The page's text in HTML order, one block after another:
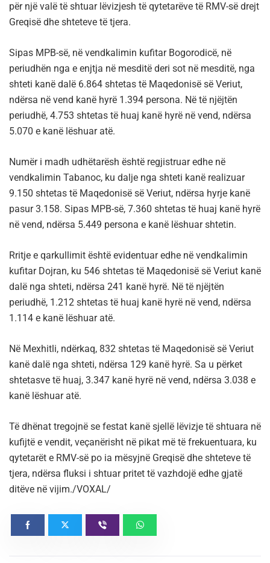
për një valë të shtuar lëvizjesh të qytetarëve të RMV-së drejt
Greqisë dhe shteteve të tjera.
Sipas MPB-së, në vendkalimin kufitar Bogorodicë, në
periudhën nga e enjtja në mesditë deri sot në mesditë, nga
shteti kanë dalë 6.864 shtetas të Maqedonisë së Veriut,
ndërsa në vend kanë hyrë 1.394 persona. Në të njëjtën
periudhë, 4.753 shtetas të huaj kanë hyrë në vend, ndërsa
5.070 e kanë lëshuar atë.
Numër i madh udhëtarësh është regjistruar edhe në
vendkalimin Tabanoc, ku dalje nga shteti kanë realizuar
9.150 shtetas të Maqedonisë së Veriut, ndërsa hyrje kanë
pasur 3.158. Sipas MPB-së, 7.360 shtetas të huaj kanë hyrë
në vend, ndërsa 5.449 persona e kanë lëshuar shtetin.
Rritje e qarkullimit është evidentuar edhe në vendkalimin
kufitar Dojran, ku 546 shtetas të Maqedonisë së Veriut kanë
dalë nga shteti, ndërsa 241 kanë hyrë. Në të njëjtën
periudhë, 1.212 shtetas të huaj kanë hyrë në vend, ndërsa
1.114 e kanë lëshuar atë.
Në Mexhitli, ndërkaq, 832 shtetas të Maqedonisë së Veriut
kanë dalë nga shteti, ndërsa 129 kanë hyrë. Sa u përket
shtetasve të huaj, 3.347 kanë hyrë në vend, ndërsa 3.038 e
kanë lëshuar atë.
Të dhënat tregojnë se festat kanë sjellë lëvizje të shtuara në
kufijtë e vendit, veçanërisht në pikat më të frekuentuara, ku
qytetarët e RMV-së po ia mësyjnë Greqisë dhe shteteve të
tjera, ndërsa fluksi i shtuar pritet të vazhdojë edhe gjatë
ditëve në vijim./VOXAL/